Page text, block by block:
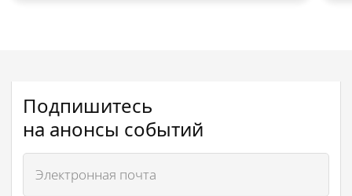
Подпишитесь
на анонсы событий